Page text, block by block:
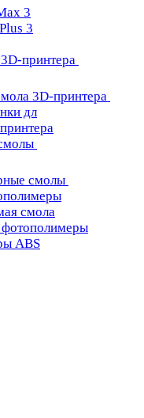
3
3
принтера
3D-принтера
дл
смолы
смола
ABS